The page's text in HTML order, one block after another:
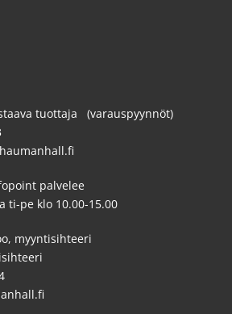
tuottaja (varauspyynnöt)
palvelee
ti-pe klo 10.00-15.00
myyntisihteeri